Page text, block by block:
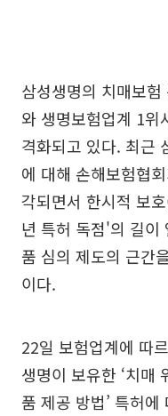
삼성생명의 치매보
와 생명보험업계 1
격화되고 있다. 최근
에 대해 손해보험협
각되면서 한시적 보
년 특허 독점'의 길이
품 심의 제도의 근간
이다.
22일 보험업계에 따
생명이 보유한 ‘치매
품 제공 방법’ 특허